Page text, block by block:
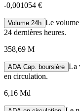
-0,001054 €
Volume 24h Le volume
24 dernières heures.
358,69 M
ADA Cap. boursière La
en circulation.
6,16 Md